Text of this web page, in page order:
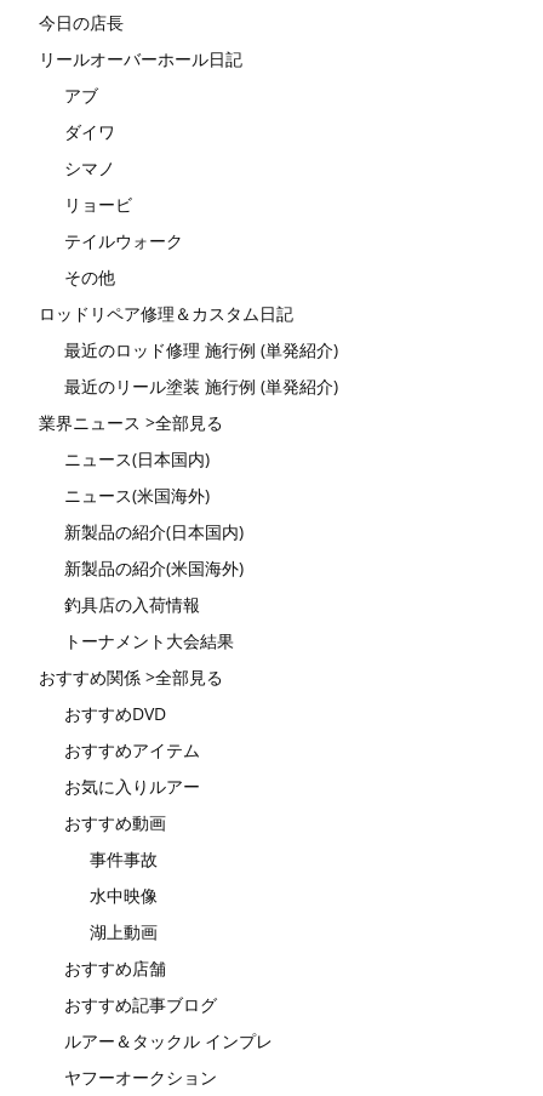
今日の店長
リールオーバーホール日記
アブ
ダイワ
シマノ
リョービ
テイルウォーク
その他
ロッドリペア修理＆カスタム日記
最近のロッド修理 施行例 (単発紹介)
最近のリール塗装 施行例 (単発紹介)
業界ニュース >全部見る
ニュース(日本国内)
ニュース(米国海外)
新製品の紹介(日本国内)
新製品の紹介(米国海外)
釣具店の入荷情報
トーナメント大会結果
おすすめ関係 >全部見る
おすすめDVD
おすすめアイテム
お気に入りルアー
おすすめ動画
事件事故
水中映像
湖上動画
おすすめ店舗
おすすめ記事ブログ
ルアー＆タックル インプレ
ヤフーオークション